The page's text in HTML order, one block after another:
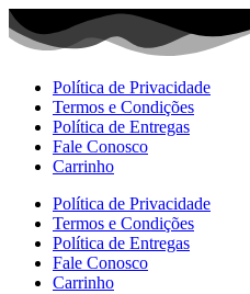
Ir
para
Política de Privacidade
Termos e Condições
Política de Entregas
Fale Conosco
Carrinho
Política de Privacidade
Termos e Condições
Política de Entregas
Fale Conosco
Carrinho